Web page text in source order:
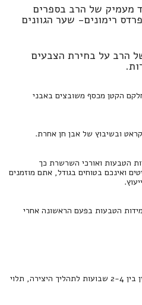
מעמיק של הרב בספרים
רימונים- שער הגוונים
הרב על בחירת הצבעים
זהב 14 קראט וחלקם הקטן מכסף משובצים באבני
הטבעות ואורכי השרשרת כך
ואינכם בטוחים בגודל, אתם מוזמנים
הטבעות בפעם הראשונה אחרי
עבור פריטים לפי הזמנה, יש להמתין בין 2-4 שבועות לתהליך היצירה, תלוי